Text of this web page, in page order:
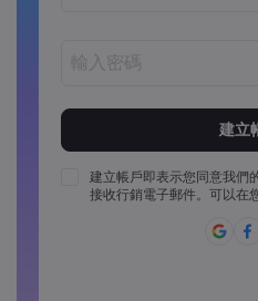
密碼長度必須介於 8 到 15 個
密碼必須包含至少 1 個大寫字
密碼必須包含至少 1 個小寫字
密碼必須包含
建立帳戶即表示您同意我們
接收行銷電子郵件。可以在